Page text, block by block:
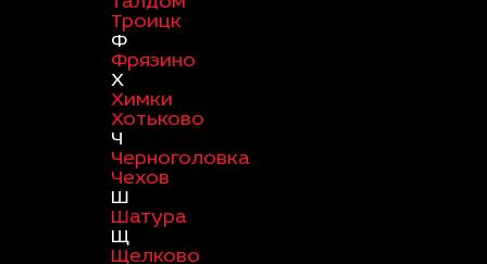
Троицк
Ф
Фрязино
Х
Химки
Хотьково
Ч
Черноголовка
Чехов
Ш
Шатура
Щ
Щелково